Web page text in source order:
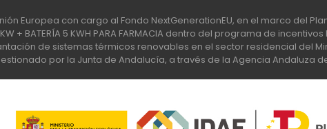
Europea con cargo al Fondo NextGenerationEU, en el marco del
KW + BATERÍA 5 KWH PARA FARMACIA dentro del programa de
de sistemas térmicos renovables en el sector residencial del
por la Junta de Andalucía, a través de la Agencia Andaluza